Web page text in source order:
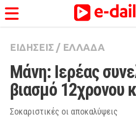
ΚΑΤΗΓΟΡΊΕΣ
Ειδήσεις
Θέματα
Videos
ΕΙΔΗΣΕΙΣ / ΕΛΛΑΔΑ
Μάνη: Ιερέας
βιασμό 12χρονου
Σοκαριστικές οι αποκαλύψεις